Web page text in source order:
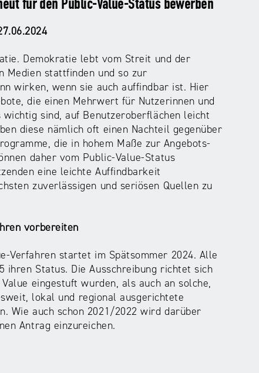
für den Public-Value-Status bewerben
Demokratie lebt vom Streit und der
Medien stattfinden und so zur
wirken, wenn sie auch auffindbar ist. Hier
die einen Mehrwert für Nutzerinnen und
sind, auf Benutzeroberflächen leicht
diese nämlich oft einen Nachteil gegenüber
die in hohem Maße zur Angebots-
daher vom Public-Value-Status
eine leichte Auffindbarkeit
zuverlässigen und seriösen Quellen zu
vorbereiten
Verfahren startet im Spätsommer 2024. Alle
ihren Status. Die Ausschreibung richtet sich
eingestuft wurden, als auch an solche,
lokal und regional ausgerichtete
Wie auch schon 2021/2022 wird darüber
Antrag einzureichen.